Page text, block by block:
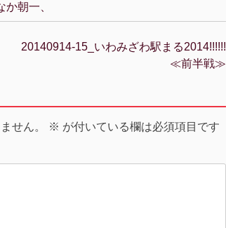
か朝一、
20140914-15_いわみざわ駅まる2014!!!!!!
≪前半戦≫
せん。 ※ が付いている欄は必須項目です